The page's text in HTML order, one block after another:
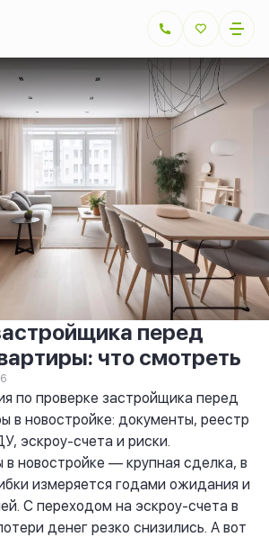
перед
что смотреть
по проверке застройщика перед
в новостройке: документы, реестр
эскроу-счета и риски.
в новостройке — крупная сделка, в
измеряется годами ожидания и
С переходом на эскроу-счета в
денег резко снизились. А вот